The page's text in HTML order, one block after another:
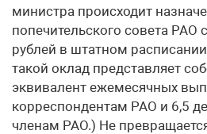
министра происходит
попечительского совета РАО
рублей в штатном
такой оклад представляет
эквивалент ежемесячных
корреспондентам РАО и 6,5
членам РАО.) Не